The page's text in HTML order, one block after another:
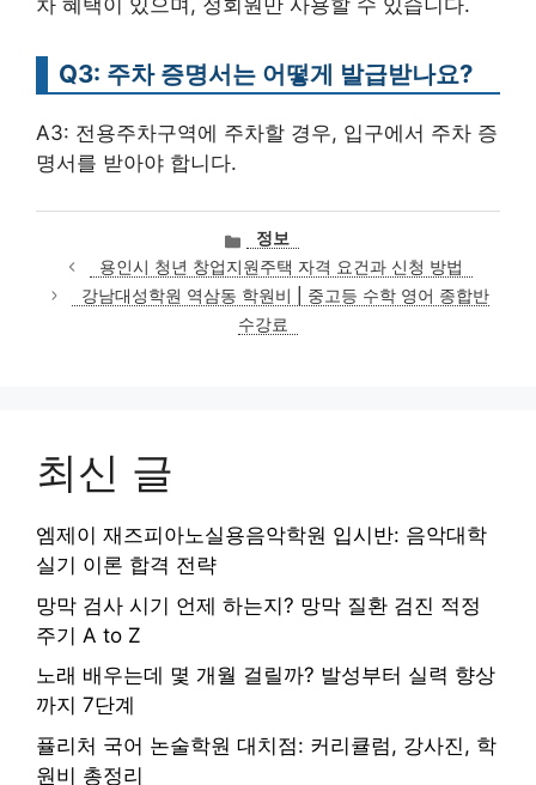
차 혜택이 있으며, 정회원만 사용할 수 있습니다.
Q3: 주차 증명서는 어떻게 발급받나요?
A3: 전용주차구역에 주차할 경우, 입구에서 주차 증
명서를 받아야 합니다.
카
테
고
리
정보
용인시 청년 창업지원주택 자격 요건과 신청 방법
강남대성학원 역삼동 학원비 | 중고등 수학 영어 종합반
수강료
최신 글
엠제이 재즈피아노실용음악학원 입시반: 음악대학
실기 이론 합격 전략
망막 검사 시기 언제 하는지? 망막 질환 검진 적정
주기 A to Z
노래 배우는데 몇 개월 걸릴까? 발성부터 실력 향상
까지 7단계
퓰리처 국어 논술학원 대치점: 커리큘럼, 강사진, 학
원비 총정리